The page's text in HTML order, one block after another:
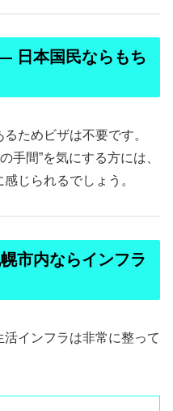
日本国民ならもち
ためビザは不要です。
手間”を気にする方には、
じられるでしょう。
市内ならインフラ
インフラは非常に整って